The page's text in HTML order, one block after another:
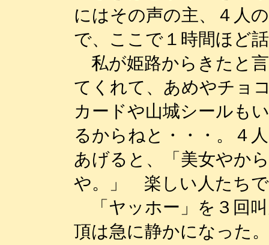
にはその声の主、４人
で、ここで１時間ほど
私が姫路からきたと
てくれて、あめやチョ
カードや山城シールも
るからねと・・・。４
あげると、「美女やか
や。」 楽しい人たち
「ヤッホー」を３回
頂は急に静かになった。